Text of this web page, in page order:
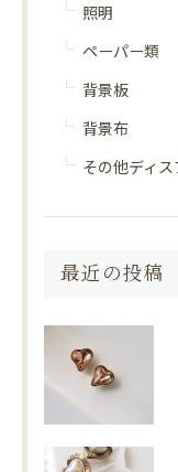
照明
ペーパー類
背景板
背景布
その他ディ
最近の投稿